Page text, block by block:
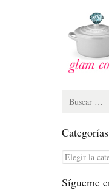
Search
Categorías
Categorías
Sígueme